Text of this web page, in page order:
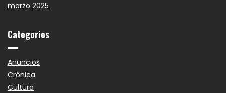
marzo 2025
Categories
Anuncios
Crónica
Cultura